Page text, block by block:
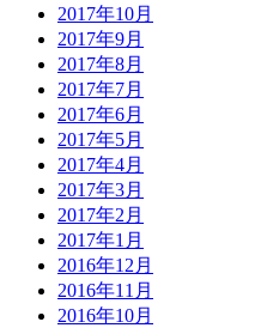
2017年10月
2017年9月
2017年8月
2017年7月
2017年6月
2017年5月
2017年4月
2017年3月
2017年2月
2017年1月
2016年12月
2016年11月
2016年10月